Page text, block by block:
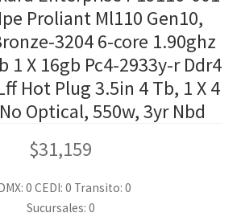
Proliant Ml110 Gen10,
3204 6-core 1.90ghz
1 X 16gb Pc4-2933y-r Ddr4
Hot Plug 3.5in 4 Tb, 1 X 4
Optical, 550w, 3yr Nbd
$31,159
0 CEDI: 0 Transito: 0
Sucursales: 0